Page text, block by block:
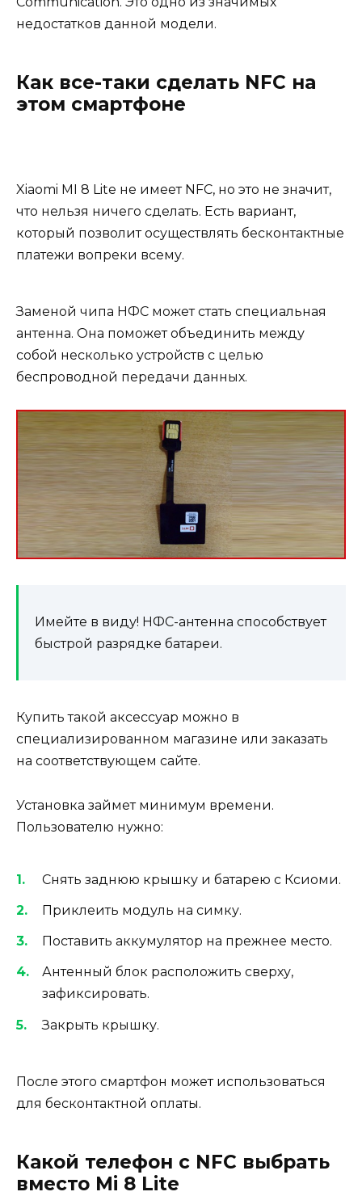
недостатков данной модели.
Как все-таки сделать NFC на
этом смартфоне
Xiaomi MI 8 Lite не имеет NFC, но это не значит,
что нельзя ничего сделать. Есть вариант,
который позволит осуществлять бесконтактные
платежи вопреки всему.
Заменой чипа НФС может стать специальная
антенна. Она поможет объединить между
собой несколько устройств с целью
беспроводной передачи данных.
Имейте в виду! НФС-антенна способствует
быстрой разрядке батареи.
Купить такой аксессуар можно в
специализированном магазине или заказать
на соответствующем сайте.
Установка займет минимум времени.
Пользователю нужно:
Снять заднюю крышку и батарею с Ксиоми.
Приклеить модуль на симку.
Поставить аккумулятор на прежнее место.
Антенный блок расположить сверху,
зафиксировать.
Закрыть крышку.
После этого смартфон может использоваться
для бесконтактной оплаты.
Какой телефон с NFC выбрать
вместо Mi 8 Lite